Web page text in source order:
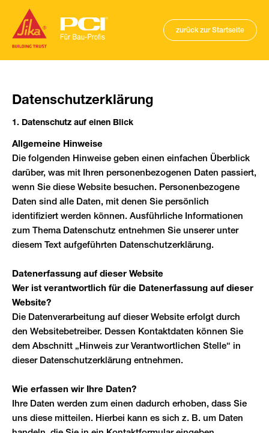
zurück zur Startseite
Datenschutzerklärung
1. Datenschutz auf einen Blick
Allgemeine Hinweise
Die folgenden Hinweise geben einen einfachen Überblick
darüber, was mit Ihren personenbezogenen Daten passiert,
wenn Sie diese Website besuchen. Personenbezogene
Daten sind alle Daten, mit denen Sie persönlich
identifiziert werden können. Ausführliche Informationen
zum Thema Datenschutz entnehmen Sie unserer unter
diesem Text aufgeführten Datenschutzerklärung.
Datenerfassung auf dieser Website
Wer ist verantwortlich für die Datenerfassung auf dieser
Website?
Die Datenverarbeitung auf dieser Website erfolgt durch
den Websitebetreiber. Dessen Kontaktdaten können Sie
dem Abschnitt „Hinweis zur Verantwortlichen Stelle“ in
dieser Datenschutzerklärung entnehmen.
Wie erfassen wir Ihre Daten?
Ihre Daten werden zum einen dadurch erhoben, dass Sie
uns diese mitteilen. Hierbei kann es sich z. B. um Daten